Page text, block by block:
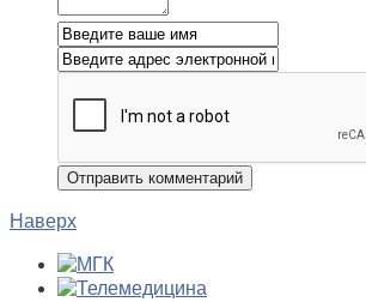
Наверх